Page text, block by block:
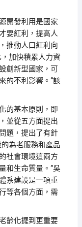
開發利用是國家
要紅利，提高人
推動人口紅利向
加快積累人力資
創新型國家，可
的不利影響。”該
的基本原則，即
並從五方面提出
題，提出了有針
為老服務和產品
社會環境這兩方
和生命質量。”吳
系建設是一項重
等各個方面，需
齡化擺到更重要